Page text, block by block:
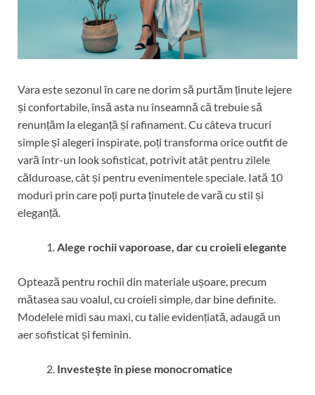
Vara este sezonul în care ne dorim să purtăm ținute lejere
și confortabile, însă asta nu înseamnă că trebuie să
renunțăm la eleganță și rafinament. Cu câteva trucuri
simple și alegeri inspirate, poți transforma orice outfit de
vară într-un look sofisticat, potrivit atât pentru zilele
călduroase, cât și pentru evenimentele speciale. Iată 10
moduri prin care poți purta ținutele de vară cu stil și
eleganță.
Alege rochii vaporoase, dar cu croieli elegante
Optează pentru rochii din materiale ușoare, precum
mătasea sau voalul, cu croieli simple, dar bine definite.
Modelele midi sau maxi, cu talie evidențiată, adaugă un
aer sofisticat și feminin.
Investește în piese monocromatice